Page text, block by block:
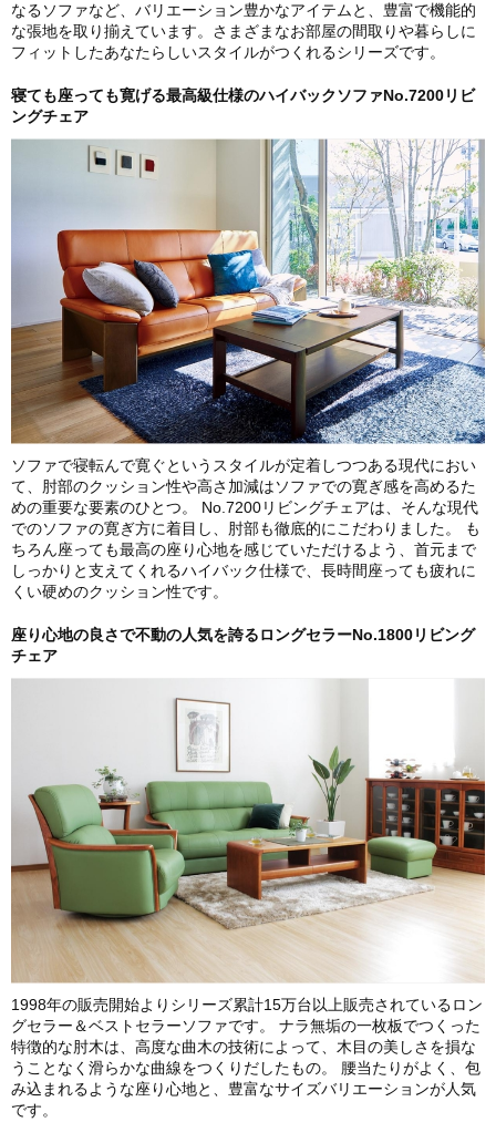
なるソファなど、バリエーション豊かなアイテムと、豊富で機能的
な張地を取り揃えています。さまざまなお部屋の間取りや暮らしに
フィットしたあなたらしいスタイルがつくれるシリーズです。
寝ても座っても寛げる最高級仕様のハイバックソファNo.7200リビ
ングチェア
ソファで寝転んで寛ぐというスタイルが定着しつつある現代におい
て、肘部のクッション性や高さ加減はソファでの寛ぎ感を高めるた
めの重要な要素のひとつ。 No.7200リビングチェアは、そんな現代
でのソファの寛ぎ方に着目し、肘部も徹底的にこだわりました。 も
ちろん座っても最高の座り心地を感じていただけるよう、首元まで
しっかりと支えてくれるハイバック仕様で、長時間座っても疲れに
くい硬めのクッション性です。
座り心地の良さで不動の人気を誇るロングセラーNo.1800リビング
チェア
1998年の販売開始よりシリーズ累計15万台以上販売されているロン
グセラー＆ベストセラーソファです。 ナラ無垢の一枚板でつくった
特徴的な肘木は、高度な曲木の技術によって、木目の美しさを損な
うことなく滑らかな曲線をつくりだしたもの。 腰当たりがよく、包
み込まれるような座り心地と、豊富なサイズバリエーションが人気
です。